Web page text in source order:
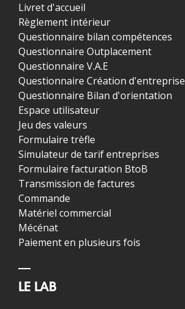
Livret d'accueil
Règlement intérieur
Questionnaire bilan compétences
Questionnaire Outplacement
Questionnaire V.A.E
Questionnaire Création d'entreprise
Questionnaire Bilan d'orientation
Espace utilisateur
Jeu des valeurs
Formulaire trèfle
Simulateur de tarif entreprises
Formulaire facturation BtoB
Transmission de factures
Commande
Matériel commercial
Mécénat
Paiement en plusieurs fois
LE LAB